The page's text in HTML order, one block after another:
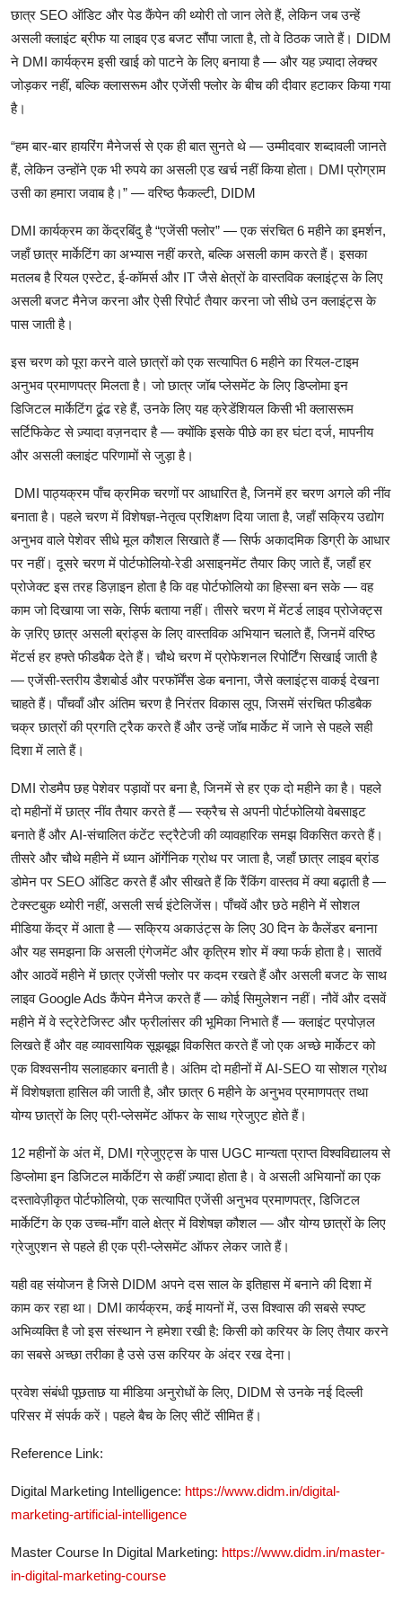
छात्र SEO ऑडिट और पेड कैंपेन की थ्योरी तो जान लेते हैं,लेकिन जब उन्हें
असली क्लाइंट ब्रीफ या लाइव एड बजट सौंपा जाता है,तो वे ठिठक जाते हैं। DIDM
ने DMIकार्यक्रम इसी खाई को पाटने के लिए बनाया है— और यह ज़्यादा लेक्चर
जोड़कर नहीं,बल्कि क्लासरूम और एजेंसी फ्लोर के बीच की दीवार हटाकर किया गया
है।
“हम बार-बार हायरिंग मैनेजर्स से एक ही बात सुनते थे —उम्मीदवार शब्दावली जानते
हैं,लेकिन उन्होंने एक भी रुपये का असली एड खर्च नहीं किया होता। DMIप्रोग्राम
उसी का हमारा जवाब है।” —वरिष्ठ फैकल्टी, DIDM
DMIकार्यक्रम का केंद्रबिंदु है“एजेंसी फ्लोर” —एक संरचित6महीने का इमर्शन,
जहाँ छात्र मार्केटिंग का अभ्यास नहीं करते,बल्कि असली काम करते हैं। इसका
मतलब है रियल एस्टेट,ई-कॉमर्स और ITजैसे क्षेत्रों के वास्तविक क्लाइंट्स के लिए
असली बजट मैनेज करना और ऐसी रिपोर्ट तैयार करना जो सीधे उन क्लाइंट्स के
पास जाती है।
इस चरण को पूरा करने वाले छात्रों को एक सत्यापित6महीने का रियल-टाइम
अनुभव प्रमाणपत्र मिलता है। जो छात्र जॉब प्लेसमेंट के लिए डिप्लोमा इन
डिजिटल मार्केटिंग ढूंढ रहे हैं,उनके लिए यह क्रेडेंशियल किसी भी क्लासरूम
सर्टिफिकेट से ज़्यादा वज़नदार है—क्योंकि इसके पीछे का हर घंटा दर्ज,मापनीय
और असली क्लाइंट परिणामों से जुड़ा है।
DMIपाठ्यक्रम पाँच क्रमिक चरणों पर आधारित है,जिनमें हर चरण अगले की नींव
बनाता है। पहले चरण में विशेषज्ञ-नेतृत्व प्रशिक्षण दिया जाता है,जहाँ सक्रिय उद्योग
अनुभव वाले पेशेवर सीधे मूल कौशल सिखाते हैं—सिर्फ अकादमिक डिग्री के आधार
पर नहीं। दूसरे चरण में पोर्टफोलियो-रेडी असाइनमेंट तैयार किए जाते हैं,जहाँ हर
प्रोजेक्ट इस तरह डिज़ाइन होता है कि वह पोर्टफोलियो का हिस्सा बन सके—वह
काम जो दिखाया जा सके,सिर्फ बताया नहीं। तीसरे चरण में मेंटर्ड लाइव प्रोजेक्ट्स
के ज़रिए छात्र असली ब्रांड्स के लिए वास्तविक अभियान चलाते हैं,जिनमें वरिष्ठ
मेंटर्स हर हफ्ते फीडबैक देते हैं। चौथे चरण में प्रोफेशनल रिपोर्टिंग सिखाई जाती है
—एजेंसी-स्तरीय डैशबोर्ड और परफॉर्मेंस डेक बनाना,जैसे क्लाइंट्स वाकई देखना
चाहते हैं। पाँचवाँ और अंतिम चरण है निरंतर विकास लूप,जिसमें संरचित फीडबैक
चक्र छात्रों की प्रगति ट्रैक करते हैं और उन्हें जॉब मार्केट में जाने से पहले सही
दिशा में लाते हैं।
DMIरोडमैप छह पेशेवर पड़ावों पर बना है,जिनमें से हर एक दो महीने का है। पहले
दो महीनों में छात्र नींव तैयार करते हैं—स्क्रैच से अपनी पोर्टफोलियो वेबसाइट
बनाते हैं और AI-संचालित कंटेंट स्ट्रैटेजी की व्यावहारिक समझ विकसित करते हैं।
तीसरे और चौथे महीने में ध्यान ऑर्गेनिक ग्रोथ पर जाता है,जहाँ छात्र लाइव ब्रांड
डोमेन पर SEO ऑडिट करते हैं और सीखते हैं कि रैंकिंग वास्तव में क्या बढ़ाती है—
टेक्स्टबुक थ्योरी नहीं, असली सर्च इंटेलिजेंस। पाँचवें और छठे महीने में सोशल
मीडिया केंद्र में आता है—सक्रिय अकाउंट्स के लिए 30दिन के कैलेंडर बनाना
और यह समझना कि असली एंगेजमेंट और कृत्रिम शोर में क्या फर्क होता है। सातवें
और आठवें महीने में छात्र एजेंसी फ्लोर पर कदम रखते हैं और असली बजट के साथ
लाइवGoogle Adsकैंपेन मैनेज करते हैं—कोई सिमुलेशन नहीं। नौवें और दसवें
महीने में वे स्ट्रेटेजिस्ट और फ्रीलांसर की भूमिका निभाते हैं—क्लाइंट प्रपोज़ल
लिखते हैं और वह व्यावसायिक सूझबूझ विकसित करते हैं जो एक अच्छे मार्केटर को
एक विश्वसनीय सलाहकार बनाती है। अंतिम दो महीनों में AI-SEOया सोशल ग्रोथ
में विशेषज्ञता हासिल की जाती है, और छात्र 6महीने के अनुभव प्रमाणपत्र तथा
योग्य छात्रों के लिए प्री-प्लेसमेंट ऑफर के साथ ग्रेजुएट होते हैं।
12महीनों के अंत में, DMIग्रेजुएट्स के पासUGCमान्यता प्राप्त विश्वविद्यालय से
डिप्लोमा इन डिजिटल मार्केटिंग से कहीं ज़्यादा होता है। वे असली अभियानों का एक
दस्तावेज़ीकृत पोर्टफोलियो,एक सत्यापित एजेंसी अनुभव प्रमाणपत्र,डिजिटल
मार्केटिंग के एक उच्च-माँग वाले क्षेत्र में विशेषज्ञ कौशल — और योग्य छात्रों के लिए
ग्रेजुएशन से पहले ही एक प्री-प्लेसमेंट ऑफर लेकर जाते हैं।
यही वह संयोजन है जिसेDIDM अपने दस साल के इतिहास में बनाने की दिशा में
काम कर रहा था। DMIकार्यक्रम,कई मायनों में,उस विश्वास की सबसे स्पष्ट
अभिव्यक्ति है जो इस संस्थान ने हमेशा रखी है:किसी को करियर के लिए तैयार करने
का सबसे अच्छा तरीका है उसे उस करियर के अंदर रख देना।
प्रवेश संबंधी पूछताछ या मीडिया अनुरोधों के लिए, DIDMसे उनके नई दिल्ली
परिसर में संपर्क करें। पहले बैच के लिए सीटें सीमित हैं।
Reference Link:
Digital Marketing Intelligence: https://www.didm.in/digital-
marketing-artificial-intelligence
Master Course In Digital Marketing: https://www.didm.in/master-
in-digital-marketing-course